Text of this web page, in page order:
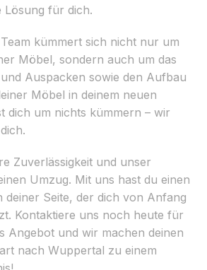
Lösung für dich.
kümmert sich nicht nur um
Möbel, sondern auch um das
Auspacken sowie den Aufbau
Möbel in deinem neuen
dich um nichts kümmern – wir
Zuverlässigkeit und unser
Umzug. Mit uns hast du einen
deiner Seite, der dich von Anfang
Kontaktiere uns noch heute für
Angebot und wir machen deinen
nach Wuppertal zu einem